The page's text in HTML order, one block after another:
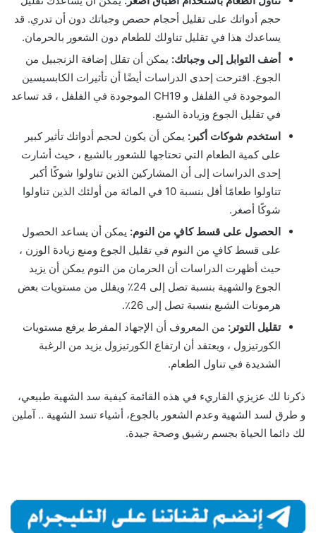
حجم أدواتك على تقليل أحجام حصص وجباتك دون أن تدري. قد
يساعدك هذا في تقليل تناولك للطعام دون الشعور بالحرمان.
أضف التوابل إلى وجباتك: يمكن أن تقلل إضافة الزنجبيل من
الجوع. اقترحت إحدى الدراسات أيضًا أن تأثيرات الكابسيسين
الموجودة في الفلفل و CH19 الموجودة في الفلفل ، قد تساعد
في تقليل الجوع وزيادة الشبع.
استخدم شوكات أكبر: يمكن أن يكون لحجم أدواتك تأثير كبير
على كمية الطعام التي تحتاجها للشعور بالشبع ، حيث أشارت
إحدى الدراسات إلى أن المشاركين الذين تناولوا شوكًا أكبر
تناولوا طعامًا أقل بنسبة 10 في المائة من أولئك الذين تناولوا
شوكًا أصغر.
الحصول على قسط كافٍ من النوم: يمكن أن يساعد الحصول
على قسط كافٍ من النوم في تقليل الجوع ومنع زيادة الوزن ،
حيث أظهرت الدراسات أن الحرمان من النوم يمكن أن يزيد
الجوع والشهية بنسبة تصل إلى 24٪ ويقلل من مستويات بعض
هرمونات الشبع بنسبة تصل إلى 26٪.
تقليل التوتر: من المعروف أن الإجهاد المفرط يرفع مستويات
الكورتيزول ، ويعتقد أن ارتفاع الكورتيزول يزيد من الرغبة
الشديدة في تناول الطعام.
ذكرنا لك عزيزي القاريء في هذه القائمة كيفية سد الشهية طبيعي،
و طرق لسد الشهية وعدم الشعور بالجوع، أشياء تسد الشهية .. آملين
لك دائما الحياة بجسم رشيق وصحة جيدة.